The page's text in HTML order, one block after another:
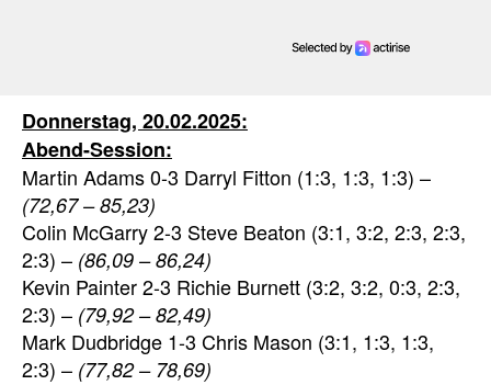
Donnerstag, 20.02.2025:
Abend-Session:
Martin Adams 0-3 Darryl Fitton (1:3, 1:3, 1:3) –
(72,67 – 85,23)
Colin McGarry 2-3 Steve Beaton (3:1, 3:2, 2:3, 2:3,
2:3) – (86,09 – 86,24)
Kevin Painter 2-3 Richie Burnett (3:2, 3:2, 0:3, 2:3,
2:3) – (79,92 – 82,49)
Mark Dudbridge 1-3 Chris Mason (3:1, 1:3, 1:3,
2:3) – (77,82 – 78,69)